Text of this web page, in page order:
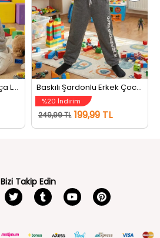
Erkek Çocuk Bel Ve Paça Lastikli Baskılı Üç İplik Şardonlu Eşofman Altı Gri Baskılı Şardonlu Erkek Çocuk Eşofman Altı Koyugri
%20 İndirim
249,99 TL 199,99 TL
Bizi Takip Edin